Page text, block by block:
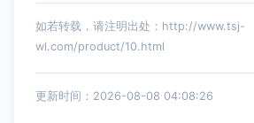
如若转载，请注明出处：http://www.tsj-
wl.com/product/10.html
更新时间：2026-08-08 04:08:26